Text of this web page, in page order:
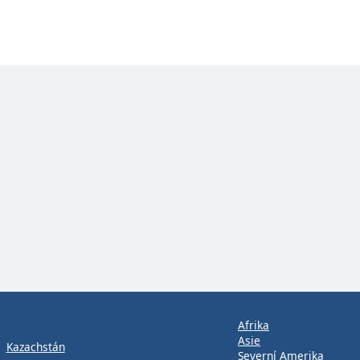
Kazachstán
Afrika
Asie
Severní Amerika